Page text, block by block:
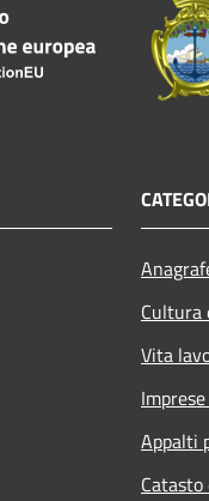
Cultura
Vita
Appalti